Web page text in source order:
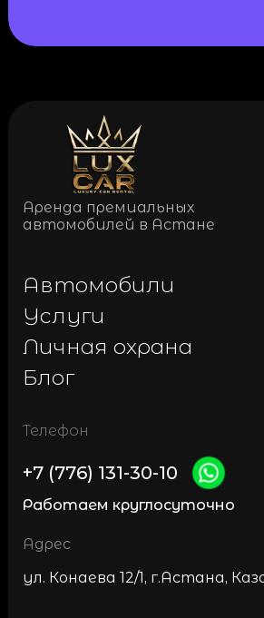
Аренда премиальных
автомобилей в Астане
Автомобили
Услуги
Личная охрана
Блог
Телефон
+7 (776) 131-30-10
Работаем круглосуточно
Адрес
ул. Конаева 12/1, г.Астана,